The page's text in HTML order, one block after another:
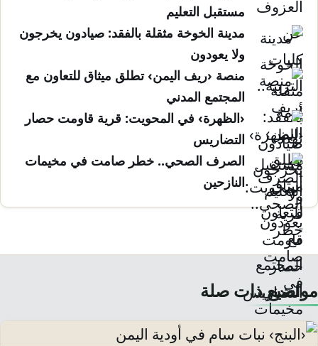
مستقبل التعليم
مدينة الخوخة مثقلة بالفقد: صيادون يخرجون
ولا يعودون
منصة ‹ريف اليمن› تطلق ميثاق للتعاون مع
المجتمع المدني
‹الظهرة› في المحويت: قرية قاومت حصار
التضاريس
الصرف الصحي.. خطر صامت في مخيمات
النازحين
مواضيع ذات صلة